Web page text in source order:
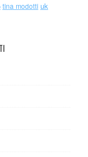
tina modotti uk